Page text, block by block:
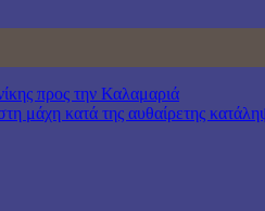
προς την Καλαμαριά
μάχη κατά της αυθαίρετης